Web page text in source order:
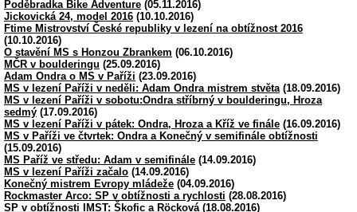
Poděbradka Bike Adventure (05.11.2016)
Jickovická 24, model 2016 (10.10.2016)
Ftime Mistrovství České republiky v lezení na obtížnost 2016
(10.10.2016)
O stavění MS s Honzou Zbrankem (06.10.2016)
MČR v boulderingu (25.09.2016)
Adam Ondra o MS v Paříži (23.09.2016)
MS v lezení Paříži v neděli: Adam Ondra mistrem stvěta(18.09.2016)
MS v lezení Paříži v sobotu:Ondra stříbrný v boulderingu, Hroza
sedmý (17.09.2016)
MS v lezení Paříži v pátek: Ondra, Hroza a Kříž ve finále (16.09.2016)
MS v Paříži ve čtvrtek: Ondra a Konečný v semifinále obtížnosti
(15.09.2016)
MS Paříž ve středu: Adam v semifinále (14.09.2016)
MS v lezení Paříži začalo (14.09.2016)
Konečný mistrem Evropy mládeže (04.09.2016)
Rockmaster Arco: SP v obtížnosti a rychlosti (28.08.2016)
SP v obtížnosti IMST: Škofic a Röcková(18.08.2016)